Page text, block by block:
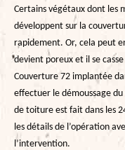
Certains végétaux dont les
développent sur la
rapidement. Or, cela peut
devient poreux et il se
Couverture 72 implantée
effectuer le démoussage
de toiture est fait dans les
les détails de l’opération
l’intervention.